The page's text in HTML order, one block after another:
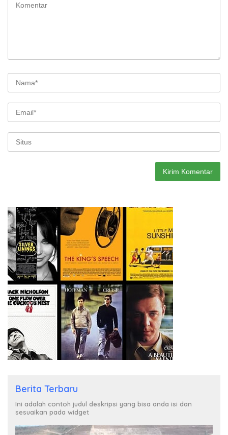
Berita Terbaru
Ini adalah contoh judul deskripsi yang bisa anda isi dan
sesuaikan pada widget